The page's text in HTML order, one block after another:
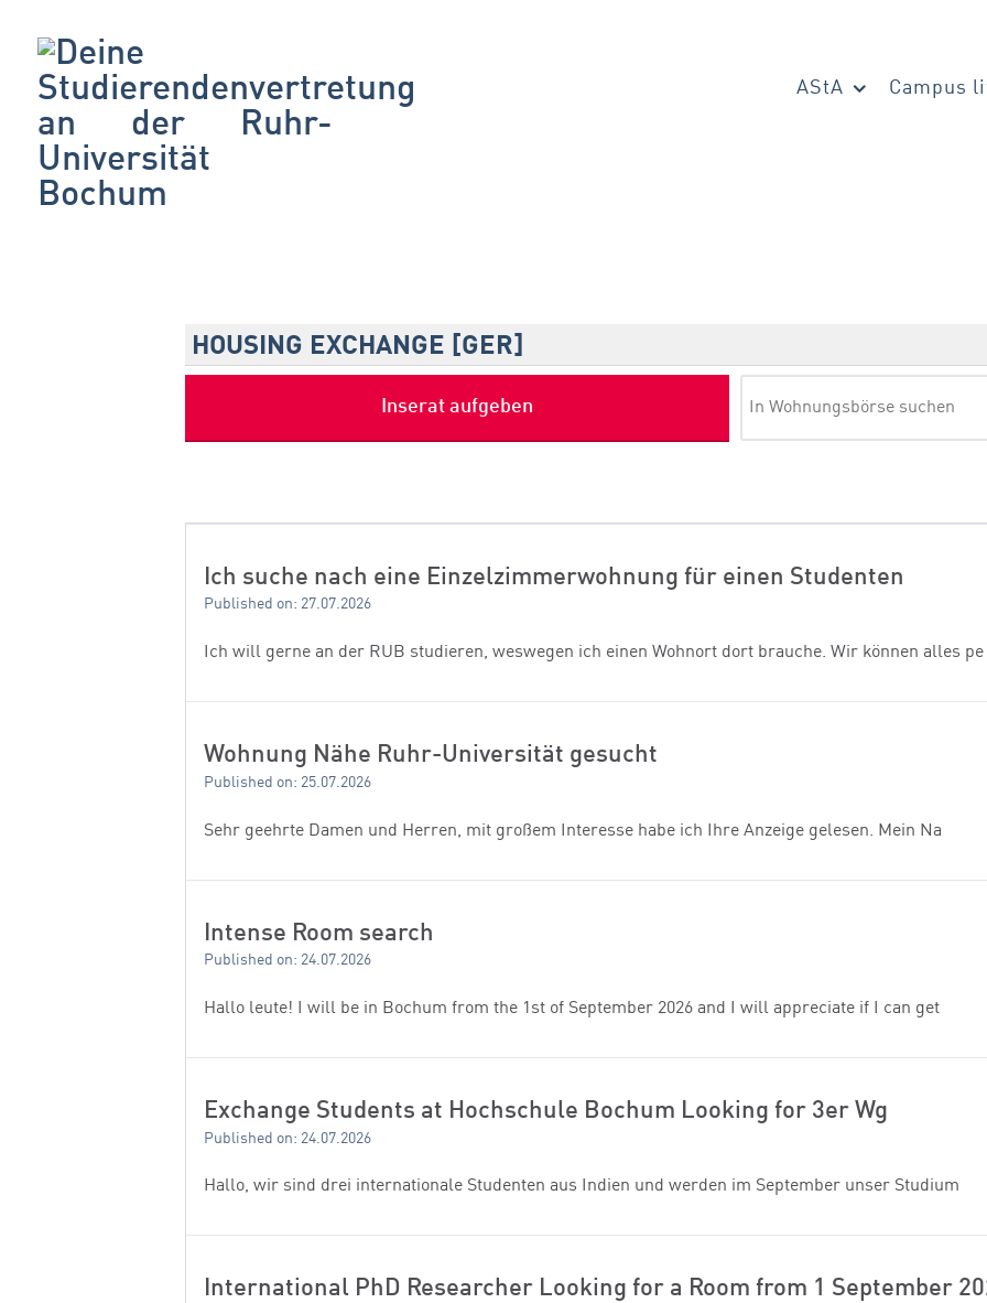
AStA Campus
HOUSING EXCHANGE [GER]
Inserat aufgeben
Ich suche nach eine Einzelzimmerwohnung für einen Studenten
Published on: 27.07.2026
Ich will gerne an der RUB studieren, weswegen ich einen Wohnort dort brauche. Wir können alles pe
Wohnung Nähe Ruhr-Universität gesucht
Published on: 25.07.2026
Sehr geehrte Damen und Herren, mit großem Interesse habe ich Ihre Anzeige gelesen. Mein Na
Intense Room search
Published on: 24.07.2026
Hallo leute! I will be in Bochum from the 1st of September 2026 and I will appreciate if I can get
Exchange Students at Hochschule Bochum Looking for 3er Wg
Published on: 24.07.2026
Hallo, wir sind drei internationale Studenten aus Indien und werden im September unser Studium
International PhD Researcher Looking for a Room from 1 September